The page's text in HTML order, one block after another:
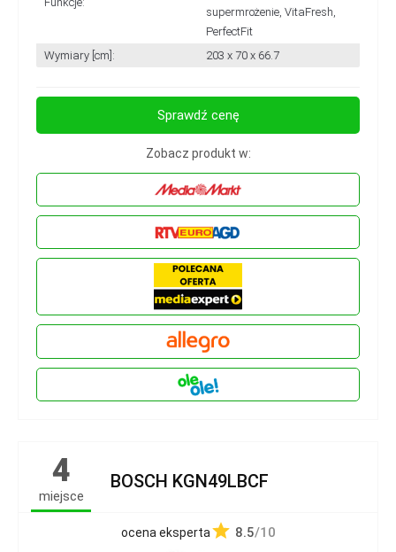
supermrożenie, VitaFresh,
PerfectFit
Wymiary [cm]:
203 x 70 x 66.7
Sprawdź cenę
Zobacz produkt w:
4
miejsce
BOSCH KGN49LBCF
ocena eksperta 8.5/10